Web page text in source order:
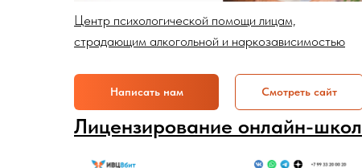
Смотреть сайт
Написать нам
Центр психологической помощи лицам,
страдающим алкогольной и наркозависимостью
Лицензирование онлайн-школ